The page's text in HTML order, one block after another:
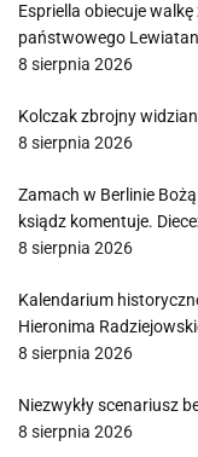
Espriella obiecuje
państwowego
8 sierpnia 2026
Kolczak zbrojny
8 sierpnia 2026
Zamach w Berlinie
ksiądz komentuje.
8 sierpnia 2026
Kalendarium
Hieronima
8 sierpnia 2026
Niezwykły scenariusz
8 sierpnia 2026